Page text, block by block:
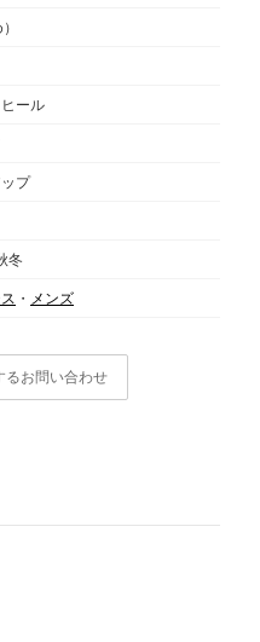
ール
プ
冬
・ メンズ
るお問い合わせ